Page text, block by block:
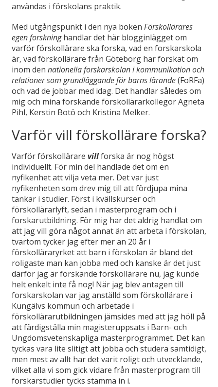
användas i förskolans praktik.
Med utgångspunkt i den nya boken Förskollärares
egen forskninghandlar det här blogginlägget om
varför förskollärare ska forska, vad en forskarskola
är, vad förskollärare från Göteborg har forskat om
inom den nationella forskarskolan i kommunikation och
relationer som grundläggande för barns lärande(FoRFa)
och vad de jobbar med idag. Det handlar således om
mig och mina forskande förskollärarkollegor Agneta
Pihl, Kerstin Botö och Kristina Melker.
Varför vill förskollärare forska?
Varför förskollärare villforska är nog högst
individuellt. För min del handlade det om en
nyfikenhet att vilja veta mer. Det var just
nyfikenheten som drev mig till att fördjupa mina
tankar i studier. Först i kvällskurser och
förskollärarlyft, sedan i masterprogram och i
forskarutbildning. För mig har det aldrig handlat om
att jag vill göra något annat än att arbeta i förskolan,
tvärtom tycker jag efter mer än 20 år i
förskolläraryrket att barn i förskolan är bland det
roligaste man kan jobba med och kanske är det just
därför jag är forskande förskollärare nu, jag kunde
helt enkelt inte få nog! När jag blev antagen till
forskarskolan var jag anställd som förskollärare i
Kungälvs kommun och arbetade i
förskollärarutbildningen jämsides med att jag höll på
att färdigställa min magisteruppsats i Barn- och
Ungdomsvetenskapliga masterprogrammet. Det kan
tyckas vara lite slitigt att jobba och studera samtidigt,
men mest av allt har det varit roligt och utvecklande,
vilket alla vi som gick vidare från masterprogram till
forskarstudier tycks stämma in i.